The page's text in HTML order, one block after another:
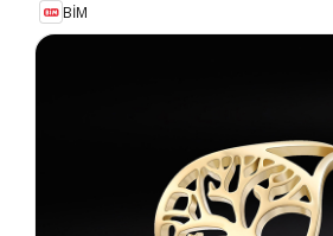
BİM